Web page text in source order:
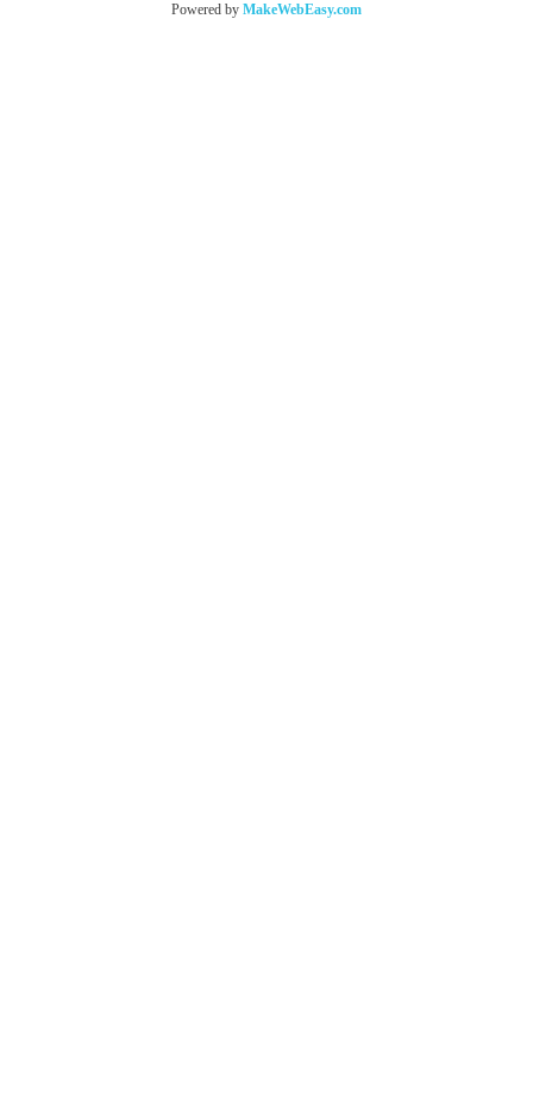
Powered by MakeWebEasy.com